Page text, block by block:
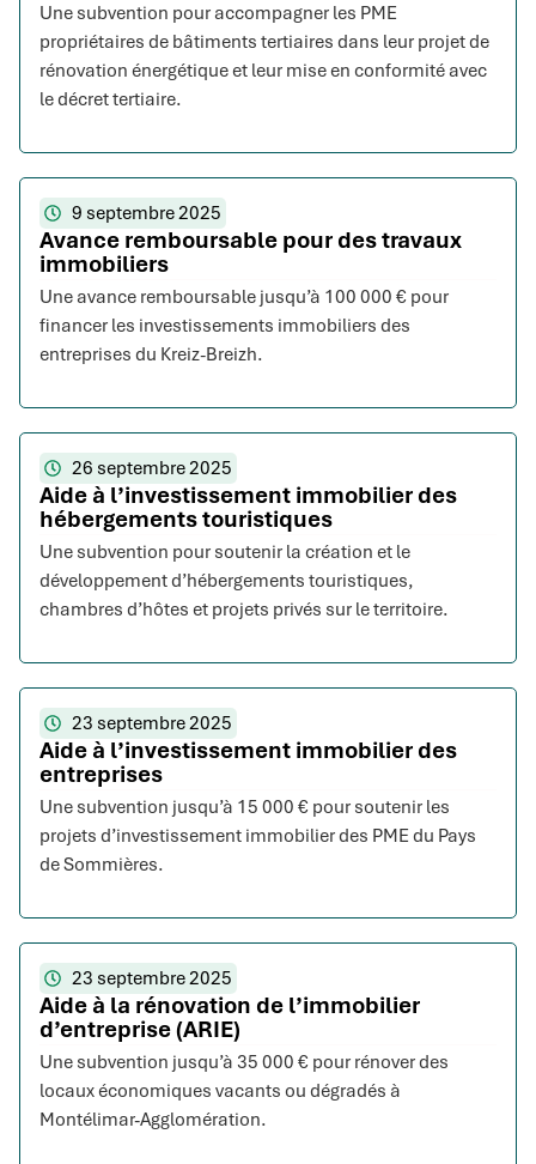
Une subvention pour accompagner les PME
propriétaires de bâtiments tertiaires dans leur projet de
rénovation énergétique et leur mise en conformité avec
le décret tertiaire.
9 septembre 2025
Avance remboursable pour des travaux
immobiliers
Une avance remboursable jusqu’à 100 000 € pour
financer les investissements immobiliers des
entreprises du Kreiz-Breizh.
26 septembre 2025
Aide à l’investissement immobilier des
hébergements touristiques
Une subvention pour soutenir la création et le
développement d’hébergements touristiques,
chambres d’hôtes et projets privés sur le territoire.
23 septembre 2025
Aide à l’investissement immobilier des
entreprises
Une subvention jusqu’à 15 000 € pour soutenir les
projets d’investissement immobilier des PME du Pays
de Sommières.
23 septembre 2025
Aide à la rénovation de l’immobilier
d’entreprise (ARIE)
Une subvention jusqu’à 35 000 € pour rénover des
locaux économiques vacants ou dégradés à
Montélimar-Agglomération.